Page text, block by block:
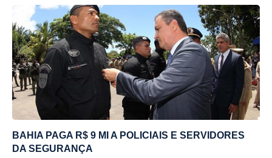
BAHIA PAGA R$ 9 MI A POLICIAIS E SERVIDORES
DA SEGURANÇA